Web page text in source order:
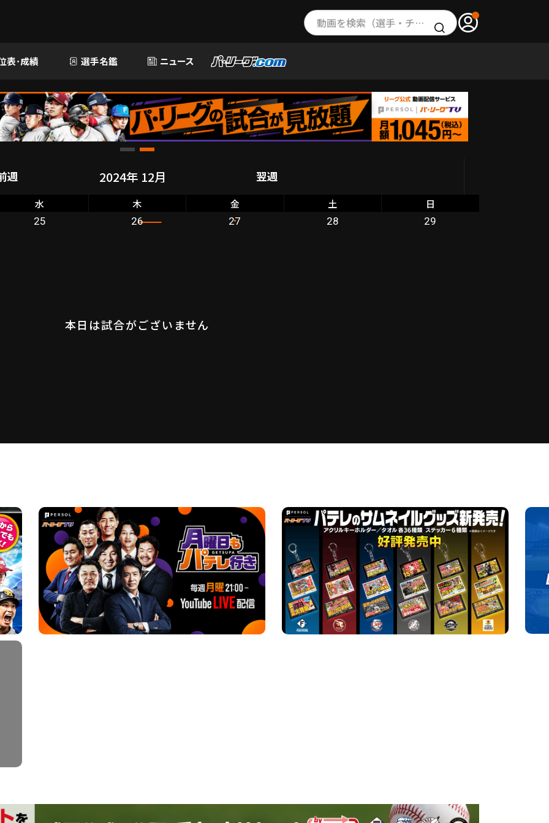
動画を検索（選手・チーム・プレー内容…）
表･成績 選手名鑑 ニュース
週 翌週
水 木 金 土 日
25 26 27 28 29
本日は試合がございません